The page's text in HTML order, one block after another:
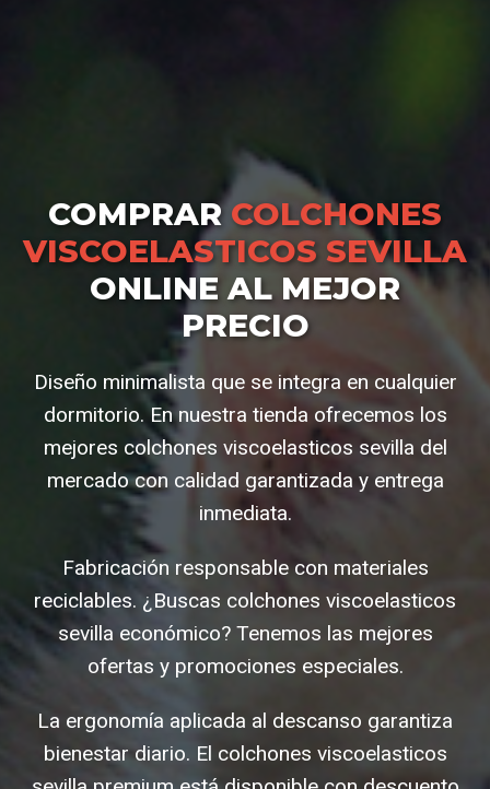
COMPRAR COLCHONES
VISCOELASTICOS SEVILLA
ONLINE AL MEJOR
PRECIO
Diseño minimalista que se integra en cualquier
dormitorio. En nuestra tienda ofrecemos los
mejores colchones viscoelasticos sevilla del
mercado con calidad garantizada y entrega
inmediata.
Fabricación responsable con materiales
reciclables. ¿Buscas colchones viscoelasticos
sevilla económico? Tenemos las mejores
ofertas y promociones especiales.
La ergonomía aplicada al descanso garantiza
bienestar diario. El colchones viscoelasticos